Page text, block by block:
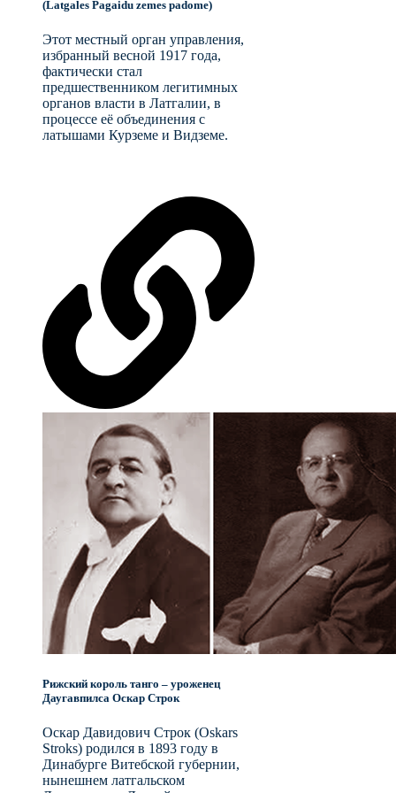
(Latgales Pagaidu zemes padome)
Этот местный орган управления,
избранный весной 1917 года,
фактически стал
предшественником легитимных
органов власти в Латгалии, в
процессе её объединения с
латышами Курземе и Видземе.
Рижский король танго – уроженец
Даугавпилса Оскар Строк
Оскар Давидович Строк (Oskars
Stroks) родился в 1893 году в
Динабурге Витебской губернии,
нынешнем латгальском